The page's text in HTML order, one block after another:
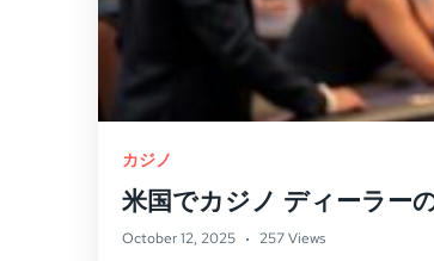
カジノ
米国でカジノ ディーラー
October 12, 2025 257 Views